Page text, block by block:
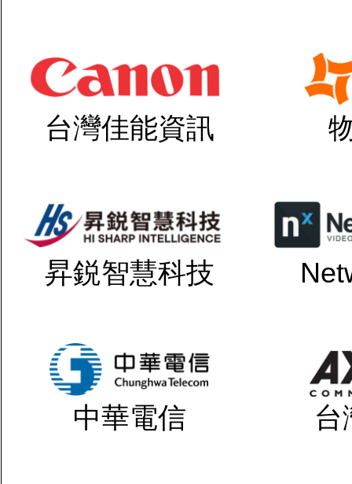
台灣佳能資訊
昇鋭智慧科技
中華電信 台